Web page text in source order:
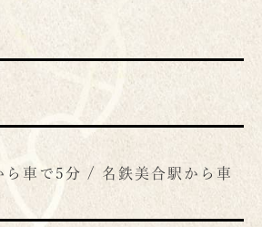
車で5分 / 名鉄美合駅から車